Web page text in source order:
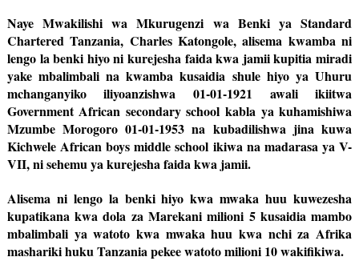
Naye Mwakilishi wa Mkurugenzi wa Benki ya Standard
Chartered Tanzania, Charles Katongole, alisema kwamba ni
lengo la benki hiyo ni kurejesha faida kwa jamii kupitia miradi
yake mbalimbali na kwamba kusaidia shule hiyo ya Uhuru
mchanganyiko iliyoanzishwa 01-01-1921 awali ikiitwa
Government African secondary school kabla ya kuhamishiwa
Mzumbe Morogoro 01-01-1953 na kubadilishwa jina kuwa
Kichwele African boys middle school ikiwa na madarasa ya V-
VII, ni sehemu ya kurejesha faida kwa jamii.
Alisema ni lengo la benki hiyo kwa mwaka huu kuwezesha
kupatikana kwa dola za Marekani milioni 5 kusaidia mambo
mbalimbali ya watoto kwa mwaka huu kwa nchi za Afrika
mashariki huku Tanzania pekee watoto milioni 10 wakifikiwa.